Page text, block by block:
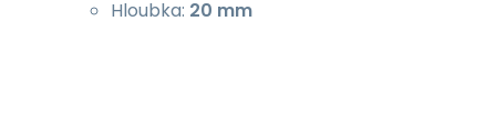
Hloubka: 20 mm